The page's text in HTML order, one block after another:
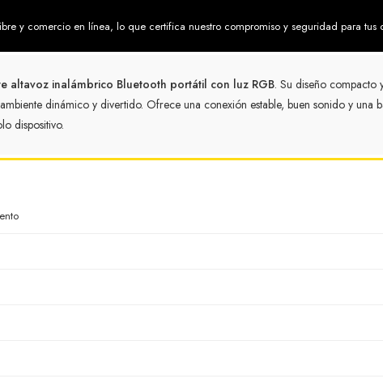
y comercio en línea, lo que certifica nuestro compromiso y seguridad para tus
altavoz inalámbrico Bluetooth portátil con luz RGB. Su diseño compacto
dinámico y divertido. Ofrece una conexión estable, buen sonido y
dispositivo.